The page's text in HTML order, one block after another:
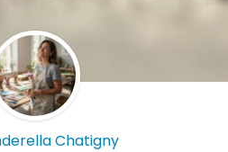
Chatigny